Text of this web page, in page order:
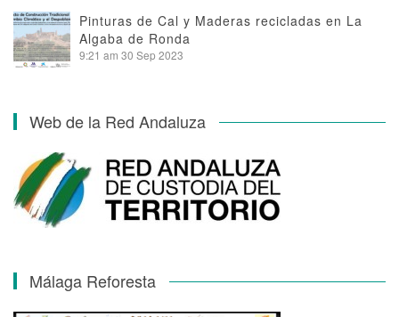
Pinturas de Cal y Maderas recicladas en La
Algaba de Ronda
9:21 am 30 Sep 2023
Web de la Red Andaluza
Málaga Reforesta